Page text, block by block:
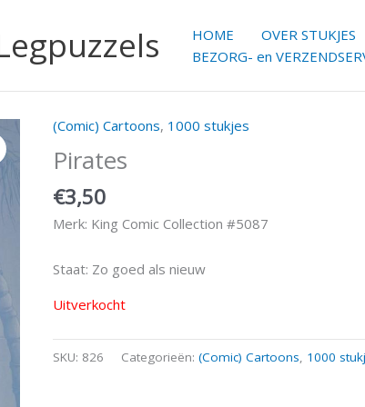
HOME OVER STUKJES
BEZORG- en
(Comic) Cartoons, 1000 stukjes
Pirates
€3,50
Merk: King Comic Collection #5087
Staat: Zo goed als nieuw
Uitverkocht
SKU: 826 Categorieën: (Comic) Cartoons, 1000